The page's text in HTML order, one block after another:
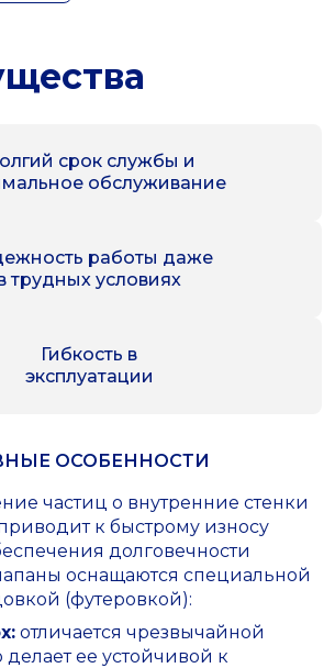
срок службы и
обслуживание
работы даже
трудных условиях
Гибкость в
эксплуатации
ОСОБЕННОСТИ
частиц о внутренние стенки
к быстрому износу
долговечности
оснащаются специальной
(футеровкой):
отличается чрезвычайной
делает ее устойчивой к